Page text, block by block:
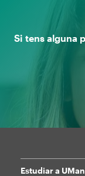
Si tens alguna
Estudiar a